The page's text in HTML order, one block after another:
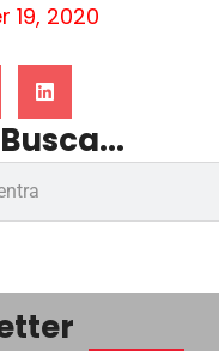
19, 2020